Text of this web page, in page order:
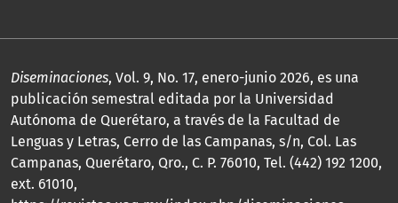
Diseminaciones, Vol. 9, No. 17, enero-junio 2026, es una
publicación semestral editada por la Universidad
Autónoma de Querétaro, a través de la Facultad de
Lenguas y Letras, Cerro de las Campanas, s/n, Col. Las
Campanas, Querétaro, Qro., C. P. 76010, Tel. (442) 192 1200,
ext. 61010,